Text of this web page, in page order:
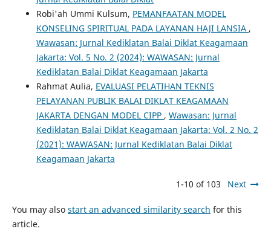
Robi'ah Ummi Kulsum, PEMANFAATAN MODEL
KONSELING SPIRITUAL PADA LAYANAN HAJI LANSIA ,
Wawasan: Jurnal Kediklatan Balai Diklat Keagamaan
Jakarta: Vol. 5 No. 2 (2024): WAWASAN: Jurnal
Kediklatan Balai Diklat Keagamaan Jakarta
Rahmat Aulia, EVALUASI PELATIHAN TEKNIS
PELAYANAN PUBLIK BALAI DIKLAT KEAGAMAAN
JAKARTA DENGAN MODEL CIPP , Wawasan: Jurnal
Kediklatan Balai Diklat Keagamaan Jakarta: Vol. 2 No. 2
(2021): WAWASAN: Jurnal Kediklatan Balai Diklat
Keagamaan Jakarta
1-10 of 103 Next
You may also start an advanced similarity search for this
article.